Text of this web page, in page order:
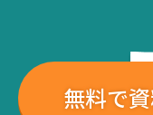
無料で